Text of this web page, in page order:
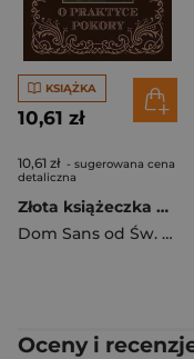
KSIĄŻKA
10,61 zł
10,61 zł - sugerowana cena
detaliczna
Złota książeczka o praktyce pokory
Dom Sans od Św. Katarzyny
Oceny i